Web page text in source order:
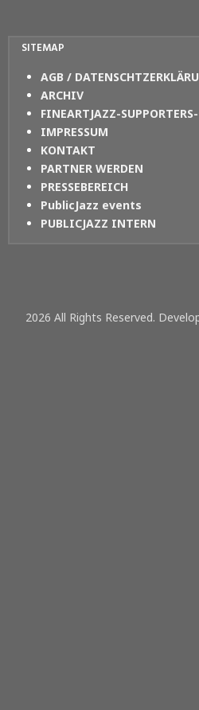
SITEMAP
AGB /
ARCHIV
FINEARTJAZZ-
IMPRESSUM
KONTAKT
PARTNER WERDEN
PRESSEBEREICH
PublicJazz events
PUBLICJAZZ INTERN
2026 All Rights Reserved.